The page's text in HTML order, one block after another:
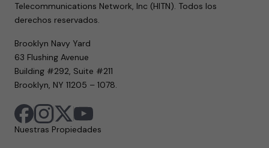
Telecommunications Network, Inc (HITN). Todos los
derechos reservados.
Brooklyn Navy Yard
63 Flushing Avenue
Building #292, Suite #211
Brooklyn, NY 11205 – 1078.
Nuestras Propiedades